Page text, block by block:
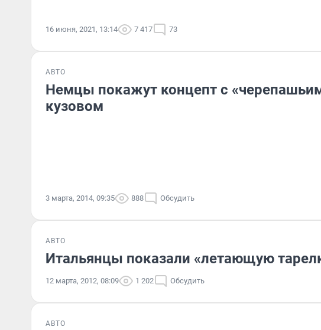
16 июня, 2021, 13:14 7 417 73
АВТО
Немцы покажут концепт с
кузовом
3 марта, 2014, 09:35 888 Обсудить
АВТО
Итальянцы показали «летающую
12 марта, 2012, 08:09 1 202 Обсудить
АВТО